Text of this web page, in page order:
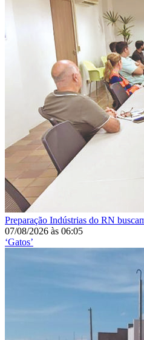
Preparação Indústrias do RN
07/08/2026 às 06:05
‘Gatos’